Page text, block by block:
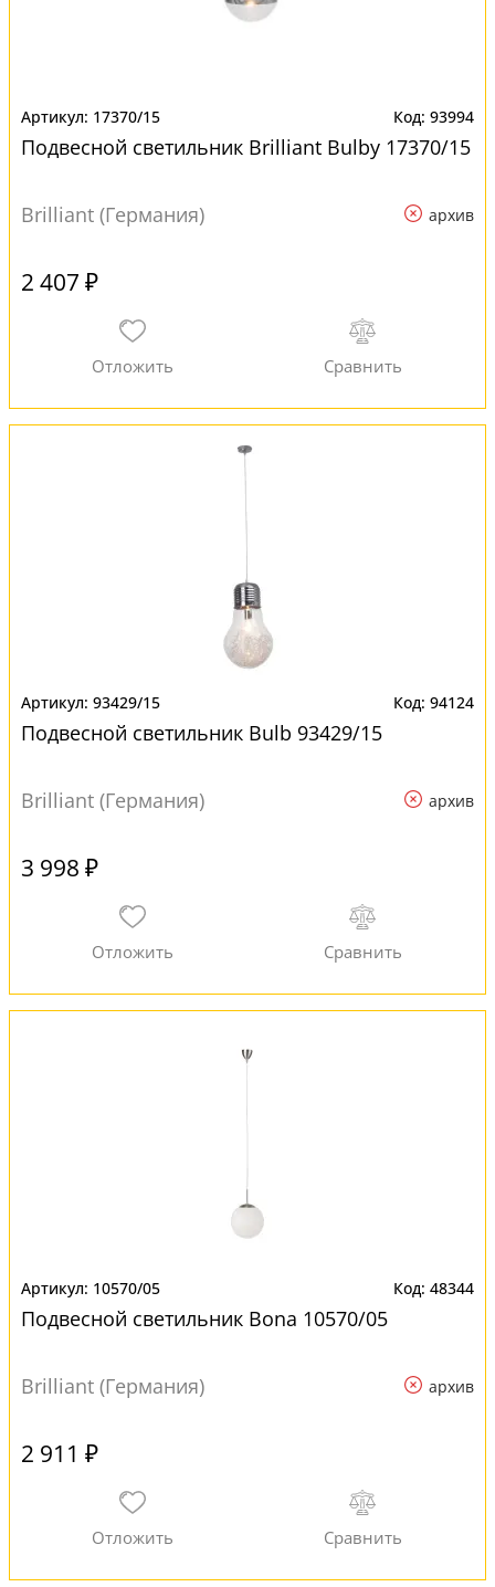
17370/15 93994
Подвесной светильник Brilliant Bulby 17370/15
Brilliant (Германия) архив
2 407 ₽
93429/15 94124
Подвесной светильник Bulb 93429/15
Brilliant (Германия) архив
3 998 ₽
10570/05 48344
Подвесной светильник Bona 10570/05
Brilliant (Германия) архив
2 911 ₽